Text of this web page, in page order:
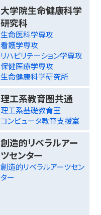
大学院生命健康科学
研究科
生命医科学専攻
看護学専攻
リハビリテーション学専攻
保健医療学専攻
生命健康科学研究所
理工系教育圏共通
理工系基礎教育室
コンピュータ教育支援室
創造的リベラルアー
ツセンター
創造的リベラルアーツセン
ター